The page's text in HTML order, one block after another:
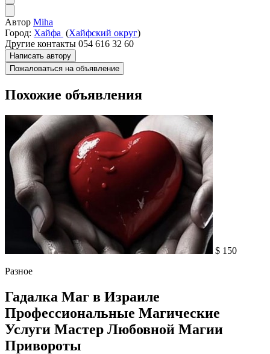
Автор Miha
Город: Хайфа (Хайфский округ)
Другие контакты 054 616 32 60
Написать автору
Пожаловаться на объявление
Похожие объявления
$ 150
Разное
Гадалка Маг в Израиле
Профессиональные Магические
Услуги Мастер Любовной Магии
Привороты